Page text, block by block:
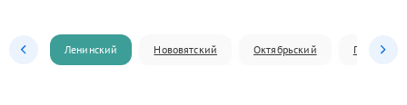
Ленинский Нововятский Октябрьский